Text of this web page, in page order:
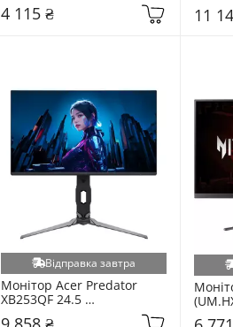
4 115 ₴ 11
Відправка завтра
Монітор Acer Predator
XB253QF 24.5